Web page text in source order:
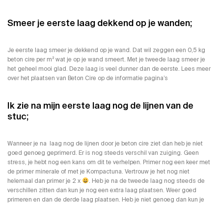
Smeer je eerste laag dekkend op je wanden;
Je eerste laag smeer je dekkend op je wand. Dat wil zeggen een 0,5 kg
beton cire per m² wat je op je wand smeert. Met je tweede laag smeer je
het geheel mooi glad. Deze laag is veel dunner dan de eerste. Lees meer
over het plaatsen van Beton Cire op de informatie pagina’s
Ik zie na mijn eerste laag nog de lijnen van de
stuc;
Wanneer je na laag nog de lijnen door je beton cire ziet dan heb je niet
goed genoeg geprimerd. Er is nog steeds verschil van zuiging. Geen
stress, je hebt nog een kans om dit te verhelpen. Primer nog een keer met
de primer minerale of met je Kompactuna. Vertrouw je het nog niet
helemaal dan primer je 2 x
. Heb je na de tweede laag nog steeds de
verschillen zitten dan kun je nog een extra laag plaatsen. Weer goed
primeren en dan de derde laag plaatsen. Heb je niet genoeg dan kun je